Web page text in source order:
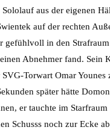
aus der eigenen
auf der rechten
gefühlvoll in den
Abnehmer fand. Sein
Torwart Omar Younes
später hätte
er tauchte im
Schusss noch zur Ecke